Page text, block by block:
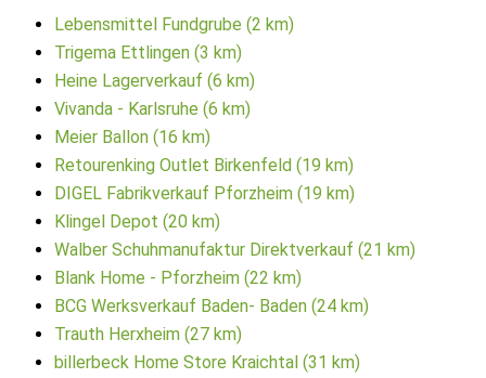
Lebensmittel Fundgrube (2 km)
Trigema Ettlingen (3 km)
Heine Lagerverkauf (6 km)
Vivanda - Karlsruhe (6 km)
Meier Ballon (16 km)
Retourenking Outlet Birkenfeld (19 km)
DIGEL Fabrikverkauf Pforzheim (19 km)
Klingel Depot (20 km)
Walber Schuhmanufaktur Direktverkauf (21 km)
Blank Home - Pforzheim (22 km)
BCG Werksverkauf Baden- Baden (24 km)
Trauth Herxheim (27 km)
billerbeck Home Store Kraichtal (31 km)